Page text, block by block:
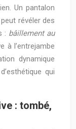
Un pantalon
révéler des
: bâillement au
à l’entrejambe
dynamique
qui
: tombé,